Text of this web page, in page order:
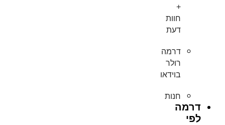
+
חוות
דעת
דרמה
רולר
בוידאו
חנות
דרמה
לפי